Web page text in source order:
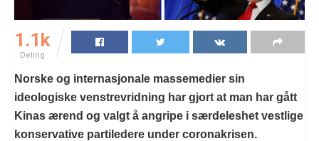
1.1k
Deling
Norske og internasjonale massemedier sin
ideologiske venstrevridning har gjort at man har gått
Kinas ærend og valgt å angripe i særdeleshet vestlige
konservative partiledere under coronakrisen.